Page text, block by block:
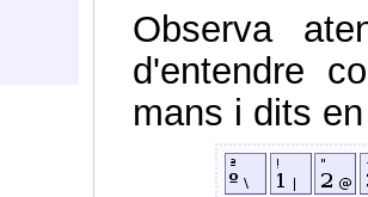
Observa
d'entendre
mans i dits